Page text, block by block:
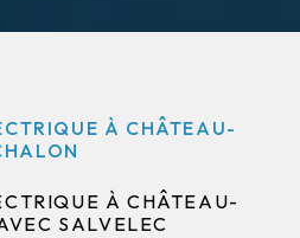
À CHÂTEAU-
À CHÂTEAU-
SALVELEC